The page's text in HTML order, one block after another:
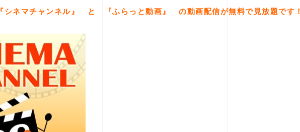
『シネマチャンネル』 と 『ふらっと動画』 の動画配信が無料で見放題です！